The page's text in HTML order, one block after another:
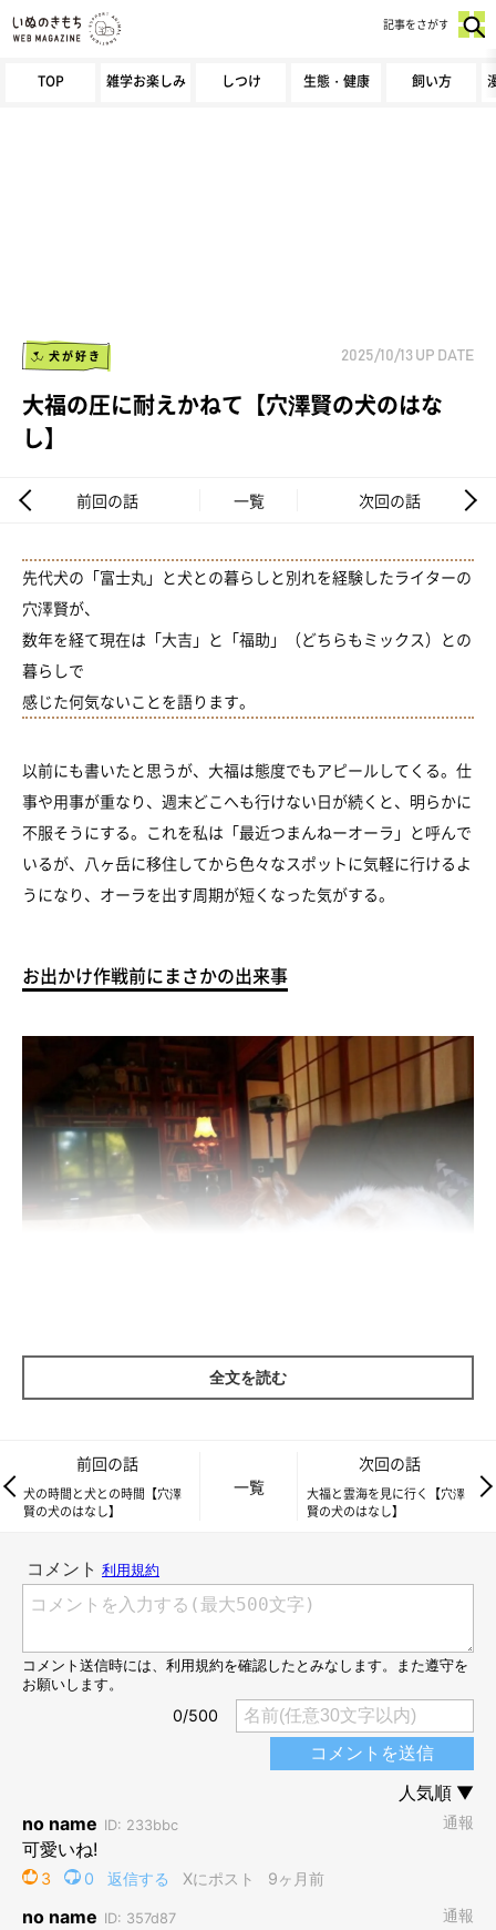
TOP 雑学お楽しみ しつけ 生態・健康 飼い方
記事をさがす
犬が好き 2025/10/13 UP DATE
大福の圧に耐えかねて【穴澤賢の犬のはな
し】
前回の話 一覧 次回の話
先代犬の「富士丸」と犬との暮らしと別れを経験したライターの
穴澤賢が、
数年を経て現在は「大吉」と「福助」（どちらもミックス）との
暮らしで
感じた何気ないことを語ります。
以前にも書いたと思うが、大福は態度でもアピールしてくる。仕
事や用事が重なり、週末どこへも行けない日が続くと、明らかに
不服そうにする。これを私は「最近つまんねーオーラ」と呼んで
いるが、八ヶ岳に移住してから色々なスポットに気軽に行けるよ
うになり、オーラを出す周期が短くなった気がする。
お出かけ作戦前にまさかの出来事
ら、そろそろオーラをかもし出す時期だなと読んでいた私は、週
末登山する予定を立てていた。それで満足するだろうと思ってい
全文を読む
前回の話
犬の時間と犬との時間【穴澤
賢の犬のはなし】
一覧
次回の話
大福と雲海を見に行く【穴澤
賢の犬のはなし】